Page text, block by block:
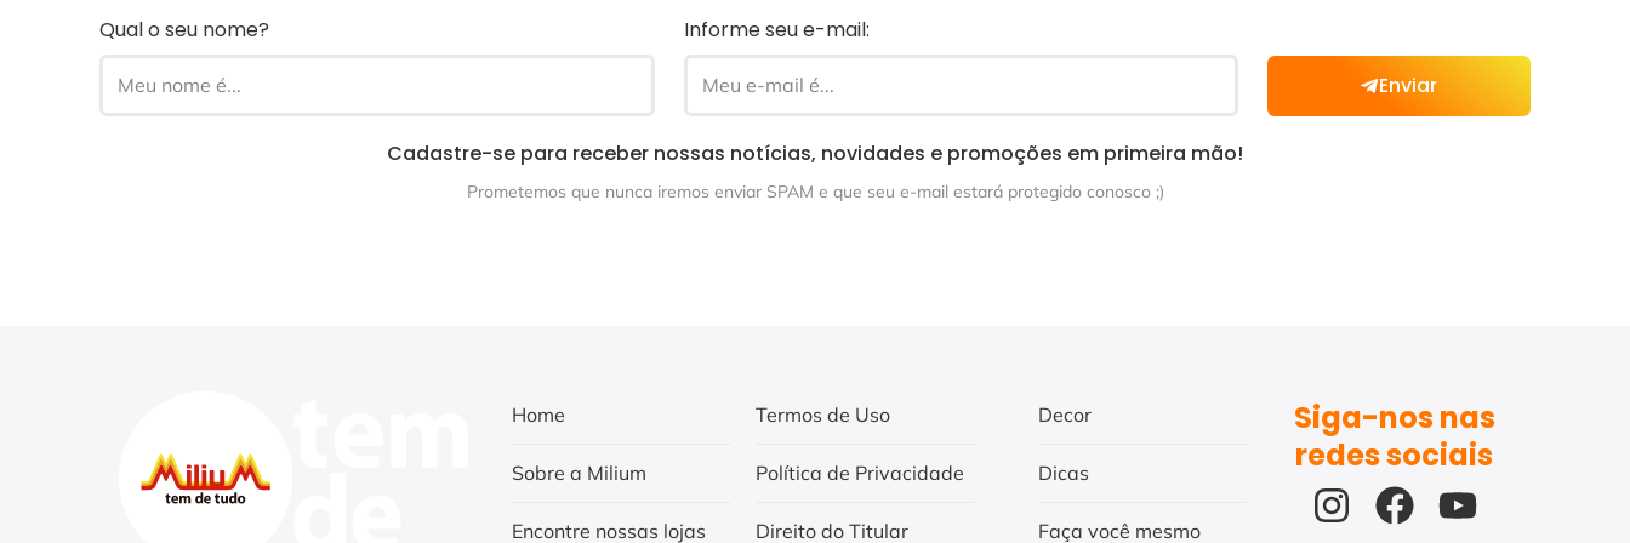
Qual o seu nome?
Informe seu e-mail:
Enviar
Cadastre-se para receber nossas notícias, novidades e promoções em primeira mão!
Prometemos que nunca iremos enviar SPAM e que seu e-mail estará protegido conosco ;)
Home
Sobre a Milium
Encontre nossas lojas
Termos de Uso
Política de Privacidade
Direito do Titular
Decor
Dicas
Faça você mesmo
Siga-nos nas
redes sociais